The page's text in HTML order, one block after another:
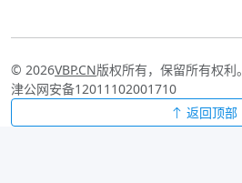
© 2026VBP.CN版权所有，保留所有权利。
津公网安备12011102001710
返回顶部